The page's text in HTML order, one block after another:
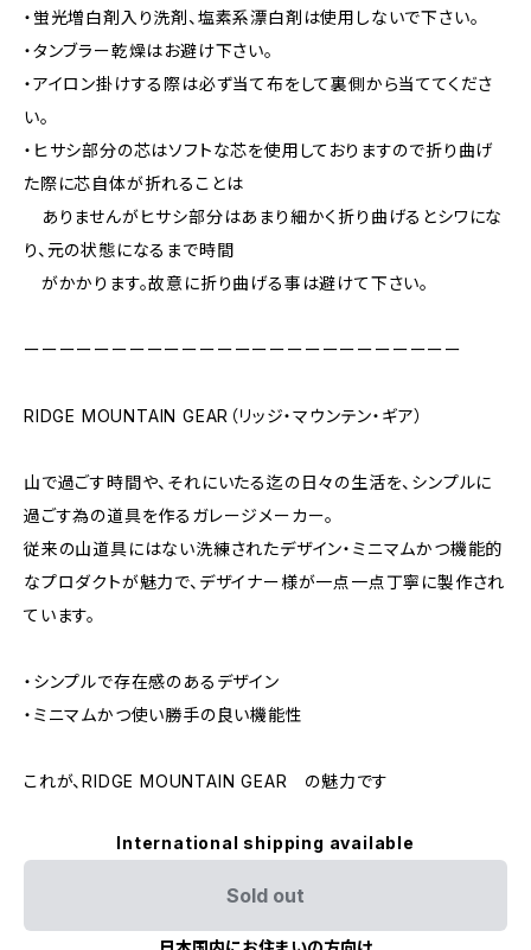
・蛍光増白剤入り洗剤、塩素系漂白剤は使用しないで下さい。
・タンブラー乾燥はお避け下さい。
・アイロン掛けする際は必ず当て布をして裏側から当ててくださ
い。
・ヒサシ部分の芯はソフトな芯を使用しておりますので折り曲げ
た際に芯自体が折れることは
ありませんがヒサシ部分はあまり細かく折り曲げるとシワにな
り、元の状態になるまで時間
がかかります。故意に折り曲げる事は避けて下さい。
ーーーーーーーーーーーーーーーーーーーーーーーーー
RIDGE MOUNTAIN GEAR（リッジ・マウンテン・ギア）
山で過ごす時間や、それにいたる迄の日々の生活を、シンプルに
過ごす為の道具を作るガレージメーカー。
従来の山道具にはない洗練されたデザイン・ミニマムかつ機能的
なプロダクトが魅力で、デザイナー様が一点一点丁寧に製作され
ています。
・シンプルで存在感のあるデザイン
・ミニマムかつ使い勝手の良い機能性
これが、RIDGE MOUNTAIN GEAR の魅力です
International shipping available
Sold out